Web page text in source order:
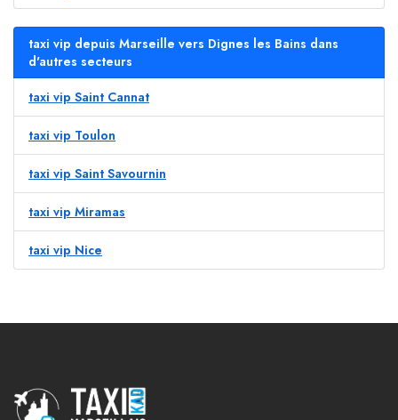
taxi vip depuis Marseille vers Dignes les Bains dans
d'autres secteurs
taxi vip Saint Cannat
taxi vip Toulon
taxi vip Saint Savournin
taxi vip Miramas
taxi vip Nice